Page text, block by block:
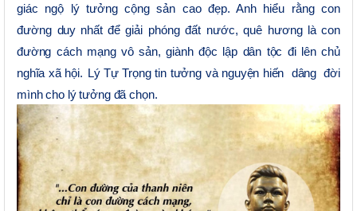
giác ngộ lý tưởng cộng sản cao đẹp. Anh hiểu rằng con
đường duy nhất đểgiải phóng đất nước, quê hươnglà con
đường cách mạng vô sản, giành độc lập dân tộc đi lên chủ
nghĩa xã hội.
Lý Tự Trọng tin tưởng và nguyện hiến dâng đời
mình cho lý tưởng đã chọn.